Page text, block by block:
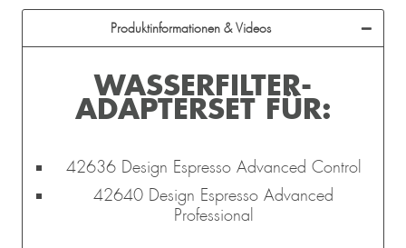
Produktinformationen & Videos
WASSERFILTER-
ADAPTERSET FÜR:
42636 Design Espresso Advanced Control
42640 Design Espresso Advanced
Professional